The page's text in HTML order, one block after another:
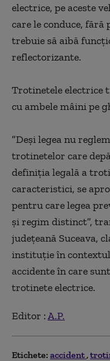
electrice, pe aceste
care le conduce, fără
trebuie să aibă
reflectorizante.
Trotinetele electrice
cu ambele mâini pe
”Deşi legea nu
trotinetelor care
definiţia legală a
caracteristici, se
pentru care legea
şi regim distinct”,
judeţeană Suceava,
instituţie în
accidente în care
trotinete electrice.
Editor :A.P.
Etichete: accident